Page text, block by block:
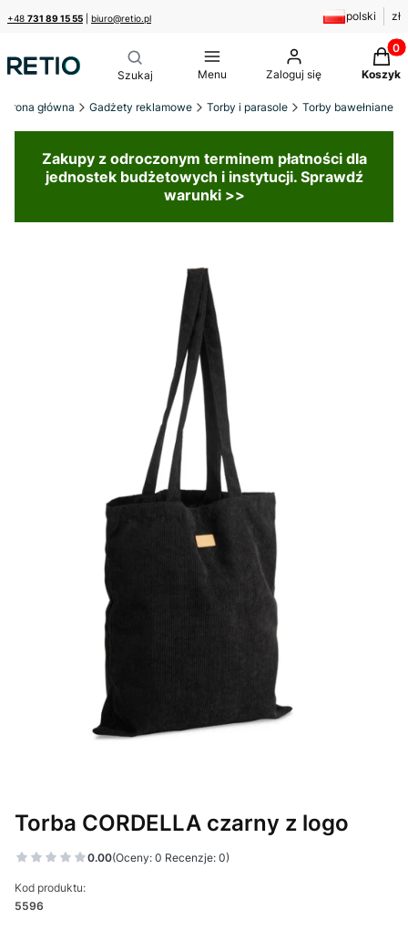
+48 731 89 15 55 biuro@retio.pl polski zł
Menu Zaloguj się Koszyk
Strona główna Gadżety reklamowe Torby i parasole Torby bawełniane
Zakupy z odroczonym terminem płatności dla
jednostek budżetowych i instytucji. Sprawdź
warunki >>
Torba CORDELLA czarny z logo
0.00(Oceny: 0 Recenzje: 0)
Kod produktu:
5596